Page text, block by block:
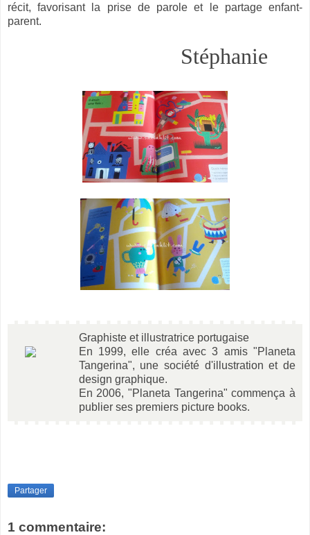
récit, favorisant la prise de parole et le partage enfant-
parent.
Stéphanie
Graphiste et illustratrice portugaise
En 1999, elle créa avec 3 amis "Planeta
Tangerina", une société d'illustration et de
design graphique.
En 2006, "Planeta Tangerina" commença à
publier ses premiers picture books.
Partager
1 commentaire: